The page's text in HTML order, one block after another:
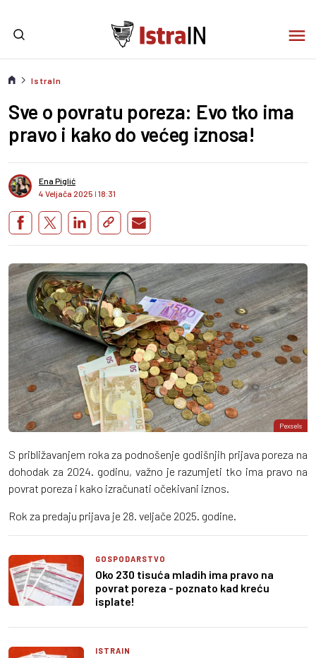
IstraIn
Sve o povratu poreza: Evo tko ima
pravo i kako do većeg iznosa!
Ena Piglić
4 Veljača 2025 I 18:31
Pexsels
S približavanjem roka za podnošenje godišnjih prijava poreza na
dohodak za 2024. godinu, važno je razumjeti tko ima pravo na
povrat poreza i kako izračunati očekivani iznos.
Rok za predaju prijava je 28. veljače 2025. godine.
GOSPODARSTVO
Oko 230 tisuća mladih ima pravo na
povrat poreza - poznato kad kreću
isplate!
ISTRAIN